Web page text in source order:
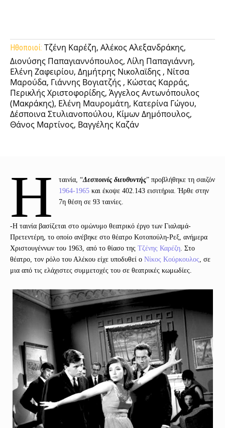
Ηθοποιοί: Τζένη Καρέζη, Αλέκος Αλεξανδράκης,
Διονύσης Παπαγιαννόπουλος, Λίλη Παπαγιάννη,
Ελένη Ζαφειρίου, Δημήτρης Νικολαϊδης , Νίτσα
Μαρούδα, Γιάννης Βογιατζής , Κώστας Καρράς,
Περικλής Χριστοφορίδης, Άγγελος Αντωνόπουλος
(Μακράκης), Ελένη Μαυρομάτη, Κατερίνα Γώγου,
Δέσποινα Στυλιανοπούλου, Κίμων Δημόπουλος,
Θάνος Μαρτίνος, Βαγγέλης Καζάν
Η ταινία, “Δεσποινίς διευθυντής” προβλήθηκε τη σαιζόν
1964-1965και έκοψε 402.143 εισιτήρια. Ήρθε στην
7η θέση σε 93 ταινίες.
-Η ταινία βασίζεται στο ομώνυμο θεατρικό έργο των Γιαλαμά-
Πρετεντέρη, το οποίο ανέβηκε στο θέατρο Κοτοπούλη-Ρεξ, ανήμερα
Χριστουγέννων του 1963, από το θίασο της Τζένης Καρέζη . Στο
θέατρο, τον ρόλο του Αλέκου είχε υποδυθεί ο Νίκος Κούρκουλος , σε
μια από τις ελάχιστες συμμετοχές του σε θεατρικές κωμωδίες.